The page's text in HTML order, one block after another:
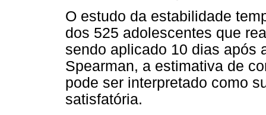
O estudo da estabilidade
dos 525 adolescentes que
sendo aplicado 10 dias após
Spearman, a estimativa de
pode ser interpretado como
satisfatória.